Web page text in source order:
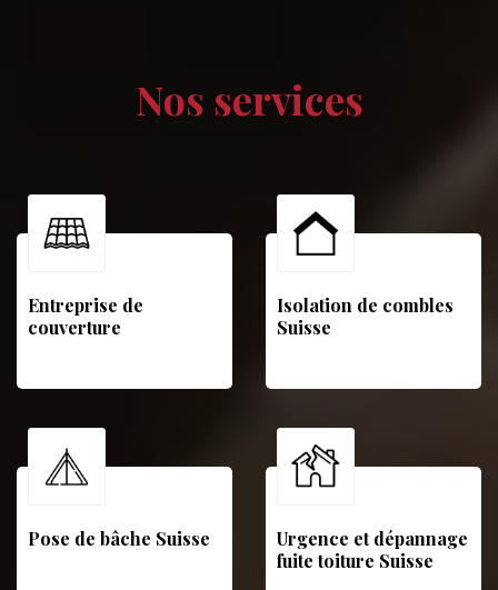
Nos services
Entreprise de
couverture
Isolation de combles
Suisse
Pose de bâche Suisse
Urgence et dépannage
fuite toiture Suisse